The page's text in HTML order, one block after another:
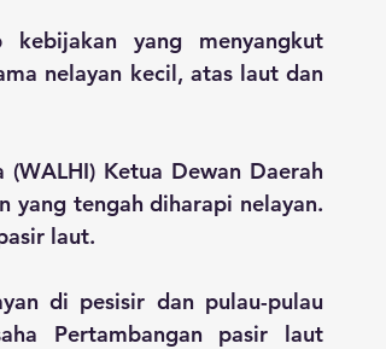
yang menyangkut
nelayan kecil, atas laut dan
Ketua Dewan Daerah
yang tengah diharapi nelayan.
laut.
di pesisir dan pulau-pulau
Pertambangan pasir laut